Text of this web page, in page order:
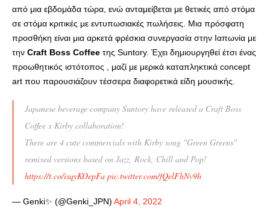
από μια εβδομάδα τώρα, ενώ ανταμείβεται με θετικές από στόμα
σε στόμα κριτικές με εντυπωσιακές πωλήσεις. Μια πρόσφατη
προσθήκη είναι μια αρκετά φρέσκια συνεργασία στην Ιαπωνία με
την Craft Boss Coffee της Suntory. Έχει δημιουργηθεί έτσι ένας
προωθητικός ιστότοπος , μαζί με μερικά καταπληκτικά concept
art που παρουσιάζουν τέσσερα διαφορετικά είδη μουσικής.
Japanese beverage company Suntory have released a Craft Boss
Coffee x Kirby collaboration!
There are 4 cute commercials with Kirby song "Green Greens"
remixed versions based on Jazz, Rock, Chill and Pop!
https://t.co/isqyKOepFa pic.twitter.com/fQelFhNv9h
— Genki✨ (@Genki_JPN) April 4, 2022